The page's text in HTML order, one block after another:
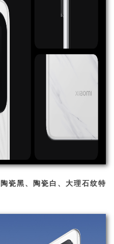
陶瓷黑、陶瓷白、大理石纹特